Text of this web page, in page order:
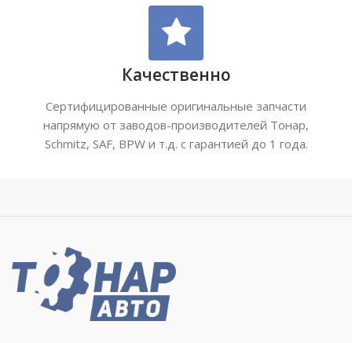
Качественно
Сертифицированные оригинальные запчасти
напрямую от заводов-производителей Тонар,
Schmitz, SAF, BPW и т.д. с гарантией до 1 года.